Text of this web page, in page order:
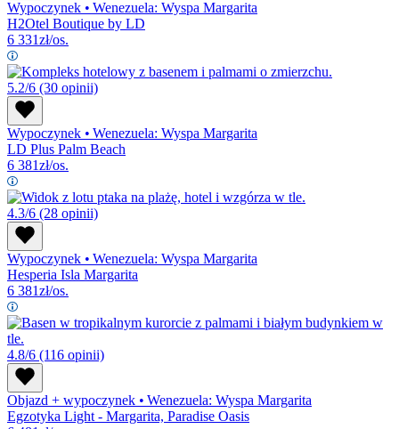
Wypoczynek • Wenezuela: Wyspa Margarita
H2Otel Boutique by LD
6 331zł/os.
5.2/6 (30 opinii)
Wypoczynek • Wenezuela: Wyspa Margarita
LD Plus Palm Beach
6 381zł/os.
4.3/6 (28 opinii)
Wypoczynek • Wenezuela: Wyspa Margarita
Hesperia Isla Margarita
6 381zł/os.
4.8/6 (116 opinii)
Objazd + wypoczynek • Wenezuela: Wyspa Margarita
Egzotyka Light - Margarita, Paradise Oasis